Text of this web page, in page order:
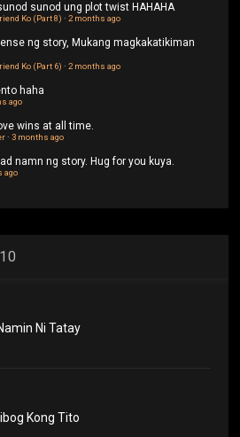
sunod ung plot twist HAHAHA
Ko (Part 8) ·2 months ago
ng story, Mukang magkakatikiman
Ko (Part 6) ·2 months ago
haha
ago
wins at all time.
·3 months ago
namn ng story. Hug for you kuya.
ago
Ni Tatay
Kong Tito